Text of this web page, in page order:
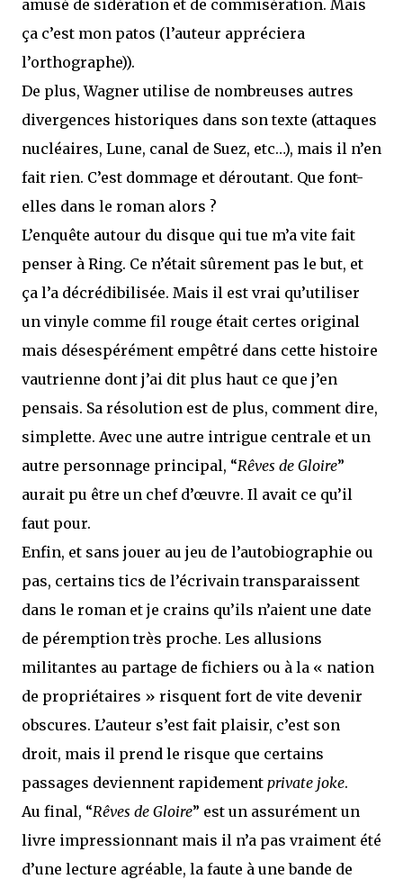
amusé de sidération et de commisération. Mais
ça c’est mon patos (l’auteur appréciera
l’orthographe)).
De plus, Wagner utilise de nombreuses autres
divergences historiques dans son texte (attaques
nucléaires, Lune, canal de Suez, etc…), mais il n’en
fait rien. C’est dommage et déroutant. Que font-
elles dans le roman alors ?
L’enquête autour du disque qui tue m’a vite fait
penser à Ring. Ce n’était sûrement pas le but, et
ça l’a décrédibilisée. Mais il est vrai qu’utiliser
un vinyle comme fil rouge était certes original
mais désespérément empêtré dans cette histoire
vautrienne dont j’ai dit plus haut ce que j’en
pensais. Sa résolution est de plus, comment dire,
simplette. Avec une autre intrigue centrale et un
autre personnage principal, “Rêves de Gloire”
aurait pu être un chef d’œuvre. Il avait ce qu’il
faut pour.
Enfin, et sans jouer au jeu de l’autobiographie ou
pas, certains tics de l’écrivain transparaissent
dans le roman et je crains qu’ils n’aient une date
de péremption très proche. Les allusions
militantes au partage de fichiers ou à la « nation
de propriétaires » risquent fort de vite devenir
obscures. L’auteur s’est fait plaisir, c’est son
droit, mais il prend le risque que certains
passages deviennent rapidement private joke.
Au final, “Rêves de Gloire” est un assurément un
livre impressionnant mais il n’a pas vraiment été
d’une lecture agréable, la faute à une bande de